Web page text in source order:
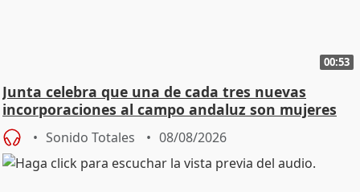
00:53
Junta celebra que una de cada tres nuevas
incorporaciones al campo andaluz son mujeres
jóvenes
Sonido Totales 08/08/2026